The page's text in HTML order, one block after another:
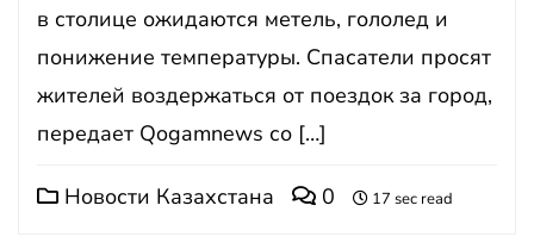
в столице ожидаются метель, гололед и
понижение температуры. Спасатели просят
жителей воздержаться от поездок за город,
передает Qogamnews со […]
Новости Казахстана 0 17 sec read